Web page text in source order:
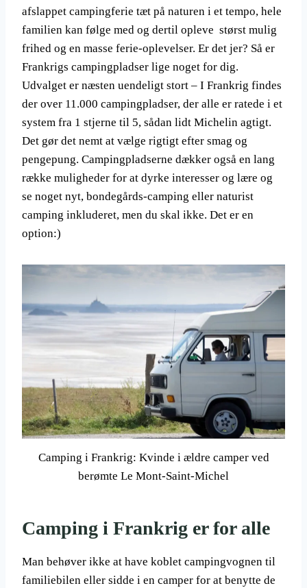
afslappet campingferie tæt på naturen i et tempo, hele
familien kan følge med og dertil opleve størst mulig
frihed og en masse ferie-oplevelser. Er det jer? Så er
Frankrigs campingpladser lige noget for dig.
Udvalget er næsten uendeligt stort – I Frankrig findes
der over 11.000 campingpladser, der alle er ratede i et
system fra 1 stjerne til 5, sådan lidt Michelin agtigt.
Det gør det nemt at vælge rigtigt efter smag og
pengepung. Campingpladserne dækker også en lang
række muligheder for at dyrke interesser og lære og
se noget nyt, bondegårds-camping eller naturist
camping inkluderet, men du skal ikke. Det er en
option:)
Camping i Frankrig: Kvinde i ældre camper ved
berømte Le Mont-Saint-Michel
Camping i Frankrig er for alle
Man behøver ikke at have koblet campingvognen til
familiebilen eller sidde i en camper for at benytte de